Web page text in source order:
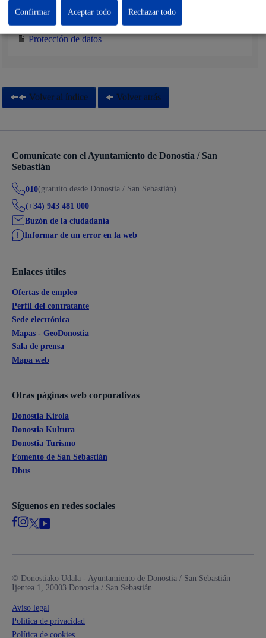
Protección de datos
Protección de datos
Volver al índice Volver atrás
Comunícate con el Ayuntamiento de Donostia / San
Sebastián
010(gratuito desde Donostia / San Sebastián)
(+34) 943 481 000
Buzón de la ciudadanía
Informar de un error en la web
Enlaces útiles
Ofertas de empleo
Perfil del contratante
Sede electrónica
Mapas - GeoDonostia
Sala de prensa
Mapa web
Otras páginas web corporativas
Donostia Kirola
Donostia Kultura
Donostia Turismo
Fomento de San Sebastián
Dbus
Síguenos en redes sociales
© Donostiako Udala - Ayuntamiento de Donostia / San Sebastián
Ijentea 1, 20003 Donostia / San Sebastián
Aviso legal
Política de privacidad
Política de cookies
Rechazar todo
Confirmar Aceptar todo